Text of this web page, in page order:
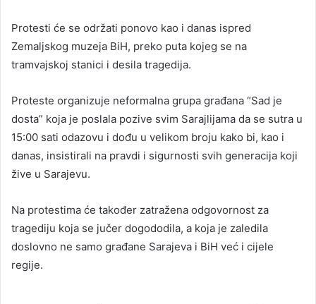
Protesti će se održati ponovo kao i danas ispred
Zemaljskog muzeja BiH, preko puta kojeg se na
tramvajskoj stanici i desila tragedija.
Proteste organizuje neformalna grupa građana “Sad je
dosta” koja je poslala pozive svim Sarajlijama da se sutra u
15:00 sati odazovu i dođu u velikom broju kako bi, kao i
danas, insistirali na pravdi i sigurnosti svih generacija koji
žive u Sarajevu.
Na protestima će također zatražena odgovornost za
tragediju koja se jučer dogododila, a koja je zaledila
doslovno ne samo građane Sarajeva i BiH već i cijele
regije.